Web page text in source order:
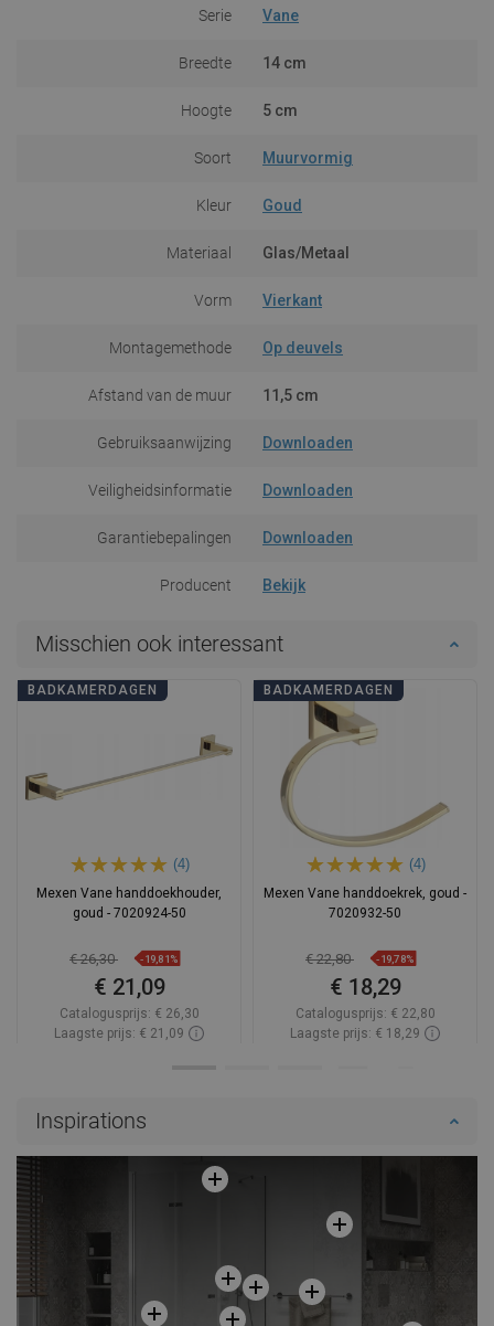
Serie Vane
Breedte 14 cm
Hoogte 5 cm
Soort Muurvormig
Kleur Goud
Materiaal Glas/Metaal
Vorm Vierkant
Montagemethode Op deuvels
Afstand van de muur 11,5 cm
Gebruiksaanwijzing Downloaden
Veiligheidsinformatie Downloaden
Garantiebepalingen Downloaden
Producent Bekijk
Misschien ook interessant
BADKAMERDAGEN
(4)
Mexen Vane handdoekhouder,
goud - 7020924-50
€ 26,30 -19,81%
€ 21,09
Catalogusprijs: € 26,30
Laagste prijs: € 21,09
BADKAMERDAGEN
(4)
Mexen Vane handdoekrek, goud -
7020932-50
€ 22,80 -19,78%
€ 18,29
Catalogusprijs: € 22,80
Laagste prijs: € 18,29
Inspirations